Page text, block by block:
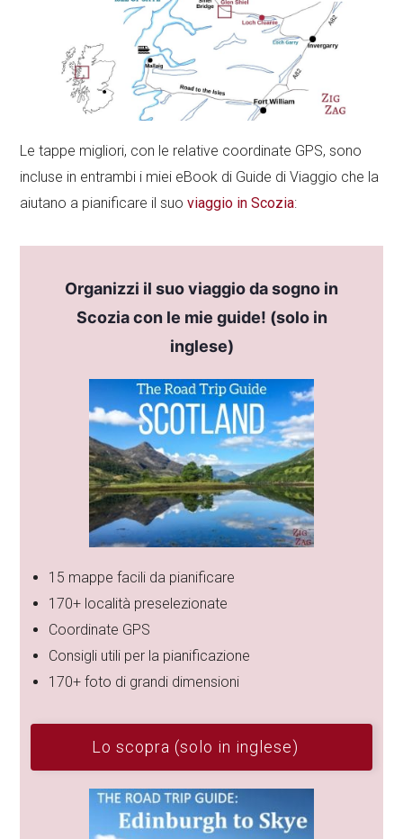
Le tappe migliori, con le relative coordinate GPS, sono
incluse in entrambi i miei eBook di Guide di Viaggio che la
aiutano a pianificare il suoviaggio in Scozia:
Organizzi il suo viaggio da sogno in
Scozia con le mie guide! (solo in
inglese)
15 mappe facili da pianificare
170+ località preselezionate
Coordinate GPS
Consigli utili per la pianificazione
170+ foto di grandi dimensioni
Lo scopra (solo in inglese)